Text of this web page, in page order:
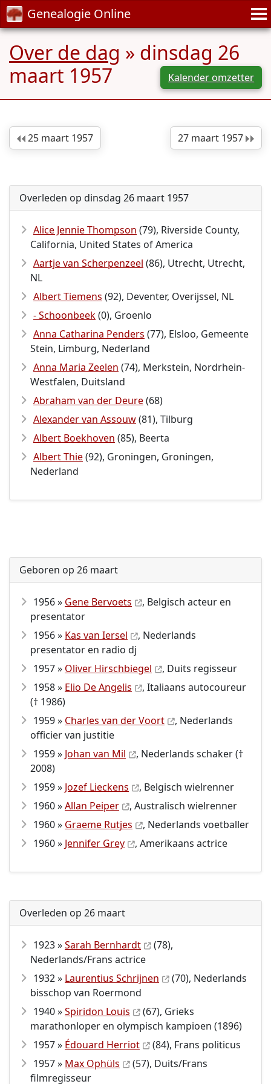
Genealogie Online
Over de dag » dinsdag 26
maart 1957
Kalender omzetter
27 maart 1957
25 maart 1957
Overleden op dinsdag 26 maart 1957
Alice Jennie Thompson (79), Riverside County,
California, United States of America
Aartje van Scherpenzeel (86), Utrecht, Utrecht,
NL
Albert Tiemens (92), Deventer, Overijssel, NL
- Schoonbeek(0), Groenlo
Anna Catharina Penders (77), Elsloo, Gemeente
Stein, Limburg, Nederland
Anna Maria Zeelen (74), Merkstein, Nordrhein-
Westfalen, Duitsland
Abraham van der Deure(68)
Alexander van Assouw(81), Tilburg
Albert Boekhoven (85), Beerta
Albert Thie(92), Groningen, Groningen,
Nederland
Geboren op 26 maart
1956 » Gene Bervoets
, Belgisch acteur en
presentator
1956 » Kas van Iersel
, Nederlands
presentator en radio dj
1957 » Oliver Hirschbiegel
, Duits regisseur
1958 » Elio De Angelis
, Italiaans autocoureur
(† 1986)
1959 » Charles van der Voort
, Nederlands
officier van justitie
1959 » Johan van Mil
, Nederlands schaker (†
2008)
1959 » Jozef Lieckens
, Belgisch wielrenner
1960 »Allan Peiper
, Australisch wielrenner
1960 » Graeme Rutjes
, Nederlands voetballer
1960 » Jennifer Grey , Amerikaans actrice
Overleden op 26 maart
1923 »Sarah Bernhardt
(78),
Nederlands/Frans actrice
1932 » Laurentius Schrijnen
(70), Nederlands
bisschop van Roermond
1940 »Spiridon Louis
(67), Grieks
marathonloper en olympisch kampioen (1896)
1957 » Édouard Herriot
(84), Frans politicus
1957 » Max Ophüls
(57), Duits/Frans
filmregisseur